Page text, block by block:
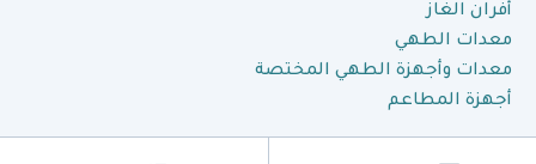
أفران الغاز
معدات الطهي
معدات وأجهزة الطهي المختصة
أجهزة المطاعم